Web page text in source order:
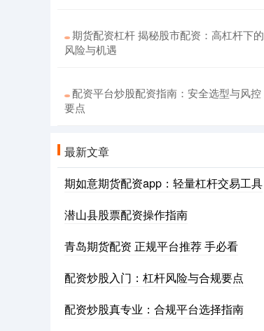
期货配资杠杆 揭秘股市配资：高杠杆下的
风险与机遇
配资平台炒股配资指南：安全选型与风控
要点
最新文章
期如意期货配资app：轻量杠杆交易工具
潜山县股票配资操作指南
青岛期货配资 正规平台推荐 手必看
配资炒股入门：杠杆风险与合规要点
配资炒股真专业：合规平台选择指南